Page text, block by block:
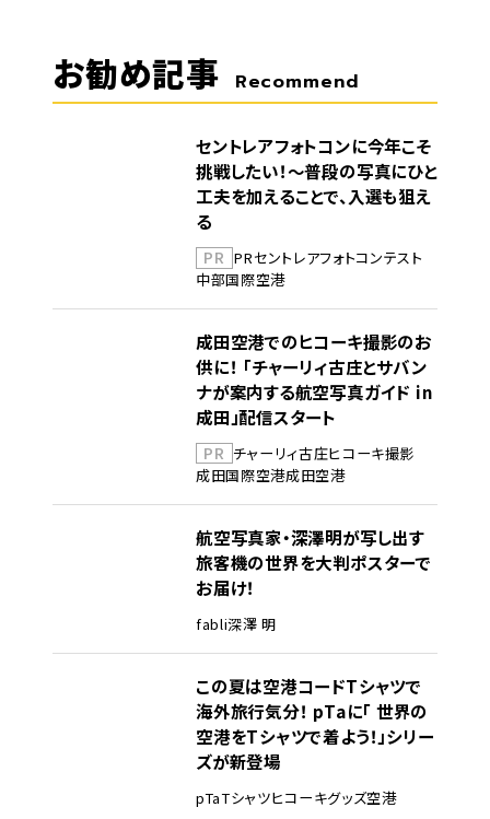
お勧め記事 Recommend
セントレアフォトコンに今年こそ
挑戦したい！～普段の写真にひと
工夫を加えることで、入選も狙え
る
PR PRセントレアフォトコンテスト
中部国際空港
成田空港でのヒコーキ撮影のお
供に！ 「チャーリィ古庄とサバン
ナが案内する航空写真ガイド in
成田」配信スタート
PR チャーリィ古庄ヒコーキ撮影
成田国際空港成田空港
航空写真家・深澤明が写し出す
旅客機の世界を大判ポスターで
お届け！
fabli深澤 明
この夏は空港コードTシャツで
海外旅行気分！ pTaに「 世界の
空港をTシャツで着よう！」シリー
ズが新登場
pTaTシャツヒコーキグッズ空港